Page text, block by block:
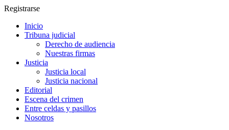
Registrarse
Inicio
Tribuna judicial
Derecho de audiencia
Nuestras firmas
Justicia
Justicia local
Justicia nacional
Editorial
Escena del crimen
Entre celdas y pasillos
Nosotros